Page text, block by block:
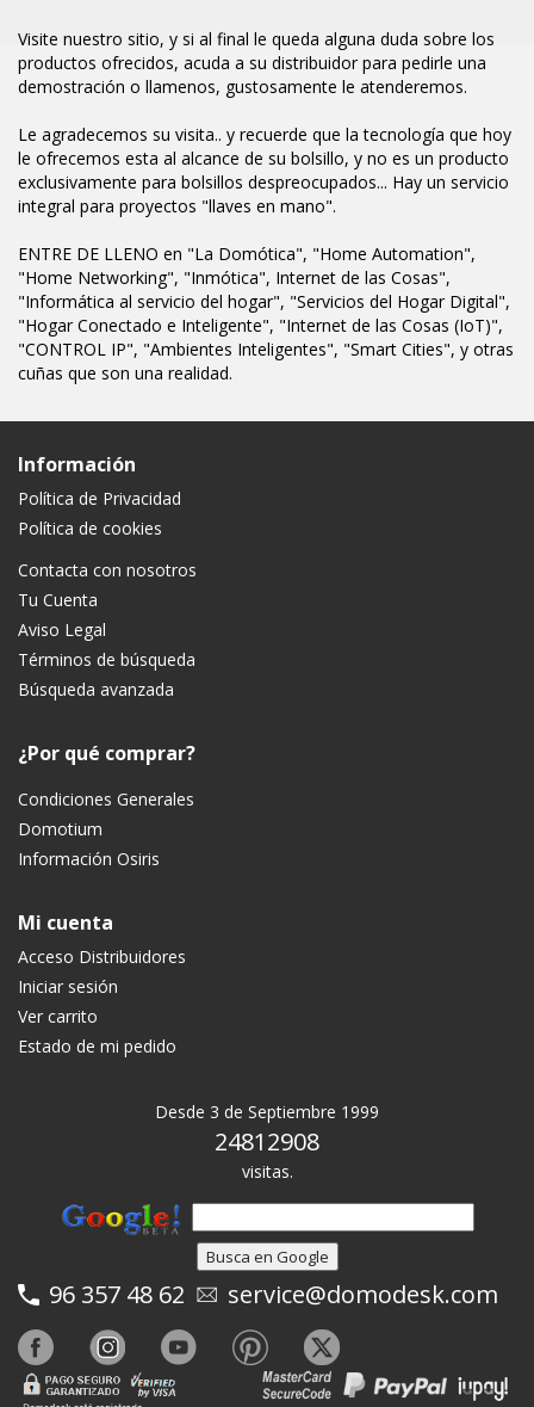
Visite nuestro sitio, y si al final le queda alguna duda sobre los
productos ofrecidos, acuda a su distribuidor para pedirle una
demostración o llamenos, gustosamente le atenderemos.
Le agradecemos su visita.. y recuerde que la tecnología que hoy
le ofrecemos esta al alcance de su bolsillo, y no es un producto
exclusivamente para bolsillos despreocupados... Hay un servicio
integral para proyectos "llaves en mano".
ENTRE DE LLENO en "La Domótica", "Home Automation",
"Home Networking", "Inmótica", Internet de las Cosas",
"Informática al servicio del hogar", "Servicios del Hogar Digital",
"Hogar Conectado e Inteligente", "Internet de las Cosas (IoT)",
"CONTROL IP", "Ambientes Inteligentes", "Smart Cities", y otras
cuñas que son una realidad.
Información
Política de Privacidad
Política de cookies
Contacta con nosotros
Tu Cuenta
Aviso Legal
Términos de búsqueda
Búsqueda avanzada
¿Por qué comprar?
Condiciones Generales
Domotium
Información Osiris
Mi cuenta
Acceso Distribuidores
Iniciar sesión
Ver carrito
Estado de mi pedido
Desde 3 de Septiembre 1999
24812908
visitas.
96 357 48 62 service@domodesk.com